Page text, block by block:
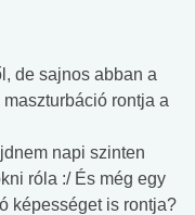
de sajnos abban a
rontja a
napi szinten
róla :/ És még egy
képességet is rontja?